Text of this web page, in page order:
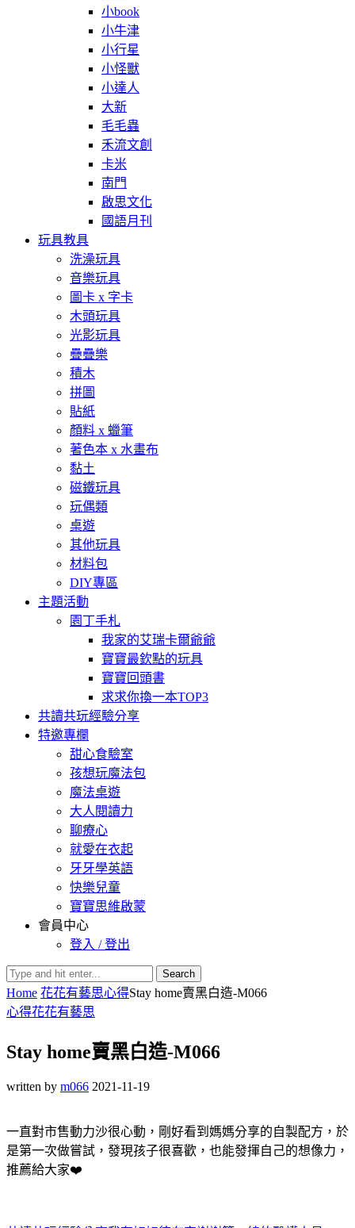
小book
小牛津
小行星
小怪獸
小達人
大新
毛毛蟲
禾流文創
卡米
南門
啟思文化
國語月刊
玩具教具
洗澡玩具
音樂玩具
圖卡 x 字卡
木頭玩具
光影玩具
疊疊樂
積木
拼圖
貼紙
顏料 x 蠟筆
著色本 x 水畫布
黏土
磁鐵玩具
玩偶類
桌遊
其他玩具
材料包
DIY專區
主題活動
園丁手札
我家的艾瑞卡爾爺爺
寶寶最欽點的玩具
寶寶回頭書
求求你換一本TOP3
共讀共玩經驗分享
特邀專欄
甜心食驗室
孩想玩魔法包
魔法桌遊
大人閱讀力
聊療心
就愛在衣起
牙牙學英語
快樂兒童
寶寶思維啟蒙
會員中心
登入 / 登出
Search
Home 花花有藝思心得Stay home賣黑白造-M066
心得花花有藝思
Stay home賣黑白造-M066
written by m066 2021-11-19
一直對市售動力沙很心動，剛好看到媽媽分享的自製配方，於
是第一次做嘗試，發現孩子很喜歡，也能發揮自己的想像力，
推薦給大家❤️